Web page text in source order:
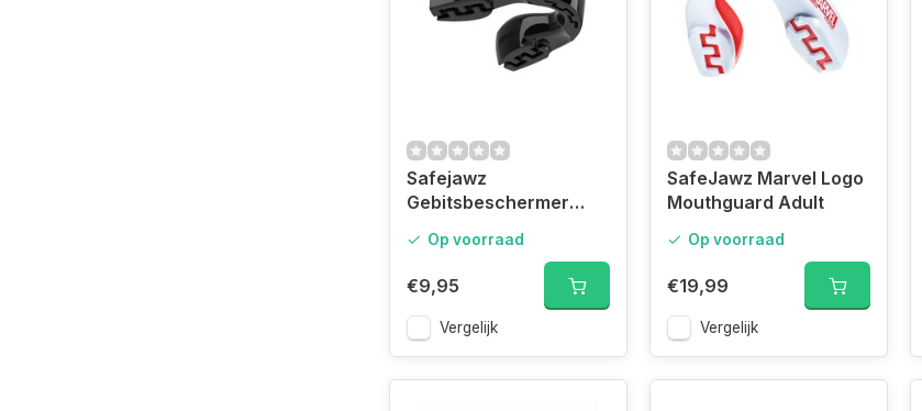
Safejawz
Gebitsbeschermer
Op voorraad
€9,95
Vergelijk
SafeJawz Marvel Logo
Mouthguard Adult
Op voorraad
€19,99
Vergelijk